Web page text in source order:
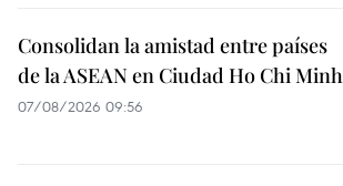
Consolidan la amistad entre países
de la ASEAN en Ciudad Ho Chi Minh
07/08/2026 09:56